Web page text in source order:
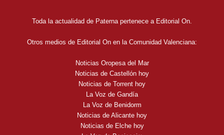
Toda la actualidad de Paterna pertenece a Editorial On.
Otros medios de Editorial On en la Comunidad Valenciana:
Noticias Oropesa del Mar
Noticias de Castellón hoy
Noticias de Torrent hoy
La Voz de Gandía
La Voz de Benidorm
Noticias de Alicante hoy
Noticias de Elche hoy